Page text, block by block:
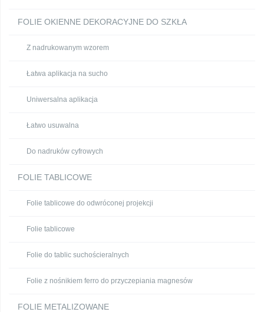
FOLIE OKIENNE DEKORACYJNE DO SZKŁA
Z nadrukowanym wzorem
Łatwa aplikacja na sucho
Uniwersalna aplikacja
Łatwo usuwalna
Do nadruków cyfrowych
FOLIE TABLICOWE
Folie tablicowe do odwróconej projekcji
Folie tablicowe
Folie do tablic suchościeralnych
Folie z nośnikiem ferro do przyczepiania magnesów
FOLIE METALIZOWANE